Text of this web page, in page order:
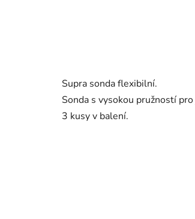
Supra sonda flexibilní.
Sonda s vysokou pružností
3 kusy v balení.